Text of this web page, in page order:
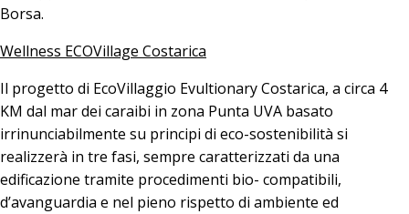
Borsa.
Wellness ECOVillage Costarica
Il progetto di EcoVillaggio Evultionary Costarica, a circa 4
KM dal mar dei caraibi in zona Punta UVA basato
irrinunciabilmente su principi di eco-sostenibilità si
realizzerà in tre fasi, sempre caratterizzati da una
edificazione tramite procedimenti bio- compatibili,
d’avanguardia e nel pieno rispetto di ambiente ed